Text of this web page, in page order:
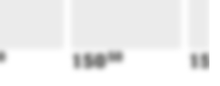
15050